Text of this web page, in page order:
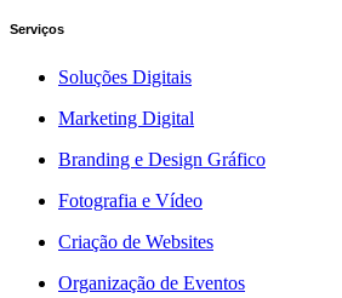
Serviços
Soluções Digitais
Marketing Digital
Branding e Design Gráfico
Fotografia e Vídeo
Criação de Websites
Organização de Eventos